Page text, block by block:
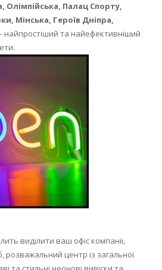
Олімпійська, Палац Спорту,
Мінська, Героїв Дніпра,
найпростіший та найефективніший
виділити ваш офіс компанії,
розважальний центр із загальної